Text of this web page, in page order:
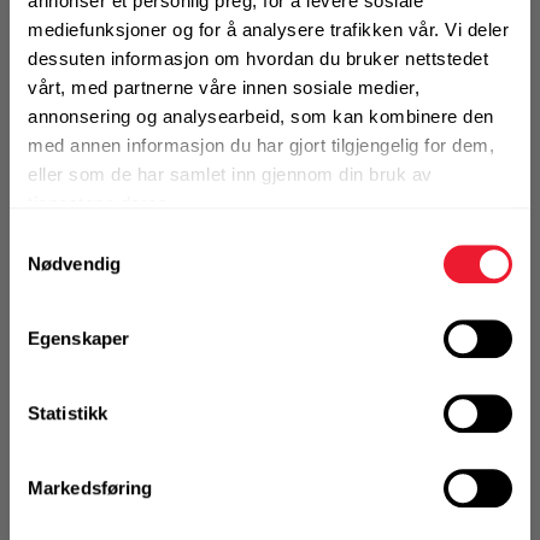
mediefunksjoner og for å analysere trafikken vår. Vi deler
dessuten informasjon om hvordan du bruker nettstedet
vårt, med partnerne våre innen sosiale medier,
annonsering og analysearbeid, som kan kombinere den
med annen informasjon du har gjort tilgjengelig for dem,
eller som de har samlet inn gjennom din bruk av
Nødvendig
Egenskaper
Statistikk
Markedsføring
1 Pakke a 100 Stk
Alternativ pakning
Logg inn eller
registrer deg for å
KJØP
Art.nr. 72229029